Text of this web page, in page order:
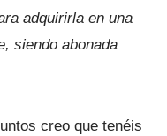
adquirirla en una
siendo abonada
creo que tenéis